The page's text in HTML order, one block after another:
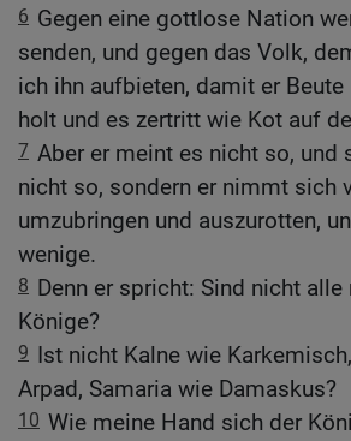
6 Gegen eine gottlose Nation
senden, und gegen das Volk,
ich ihn aufbieten, damit er Beute
holt und es zertritt wie Kot auf
7 Aber er meint es nicht so, und
nicht so, sondern er nimmt sich
umzubringen und auszurotten,
wenige.
8 Denn er spricht: Sind nicht alle
Könige?
9 Ist nicht Kalne wie
Arpad, Samaria wie Damaskus?
10 Wie meine Hand sich der